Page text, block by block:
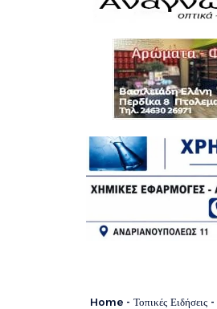
Home - Τοπικές Ειδήσεις -